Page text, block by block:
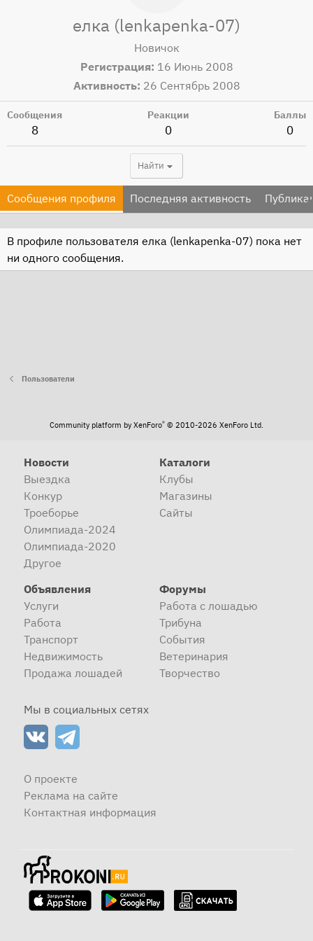
елка (lenkapenka-07)
Новичок
Регистрация 16 Июнь 2008
Активность 26 Сентябрь 2008
Сообщения
8
Реакции
0
Баллы
0
Найти
Сообщения профиля Последняя активность
В профиле пользователя елка (lenkapenka-07) пока нет
ни одного сообщения.
Пользователи
Community platform by XenForo® © 2010-2026 XenForo Ltd.
Новости
Выездка
Конкур
Троеборье
Олимпиада-2024
Олимпиада-2020
Другое
Каталоги
Клубы
Магазины
Сайты
Объявления
Услуги
Работа
Транспорт
Недвижимость
Продажа лошадей
Форумы
Работа с лошадью
Трибуна
События
Ветеринария
Творчество
Мы в социальных сетях
О проекте
Реклама на сайте
Контактная информация